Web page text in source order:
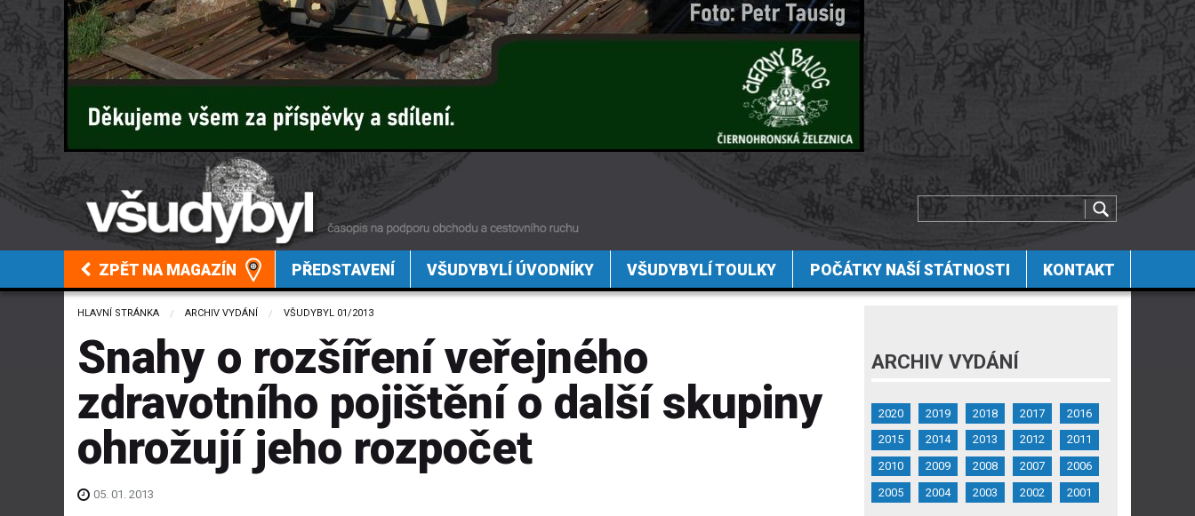
ZPĚT NA MAGAZÍN PŘEDSTAVENÍ VŠUDYBYLÍ ÚVODNÍKY VŠUDYBYLÍ TOULKY POČÁTKY NAŠÍ STÁTNOSTI KONTAKT
HLAVNÍ STRÁNKA ARCHIV VYDÁNÍ VŠUDYBYL 01/2013
Snahy o rozšíření veřejného
zdravotního pojištění o další skupiny
ohrožují jeho rozpočet
05. 01. 2013
ARCHIV VYDÁNÍ
2020 2019 2018 2017
2016
2015
2014 2013 2012
2011
2010
2009 2008 2007
2006
2005
2004 2003 2002 2001